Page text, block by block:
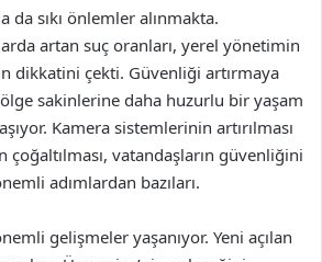
da sıkı önlemler alınmakta.
artan suç oranları, yerel yönetimin
dikkatini çekti. Güvenliği artırmaya
sakinlerine daha huzurlu bir yaşam
Kamera sistemlerinin artırılması
çoğaltılması, vatandaşların güvenliğini
adımlardan bazıları.
gelişmeler yaşanıyor. Yeni açılan